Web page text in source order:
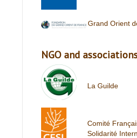
Grand Orient
NGO and
La Guilde
Comité
Solidarité